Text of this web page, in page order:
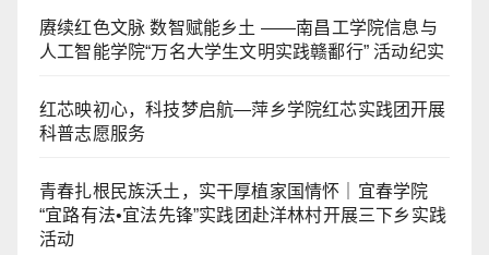
赓续红色文脉 数智赋能乡土 ——南昌工学院信息与
人工智能学院“万名大学生文明实践赣鄱行” 活动纪实
红芯映初心，科技梦启航—萍乡学院红芯实践团开展
科普志愿服务
青春扎根民族沃土，实干厚植家国情怀｜宜春学院
“宜路有法•宜法先锋”实践团赴洋林村开展三下乡实践
活动